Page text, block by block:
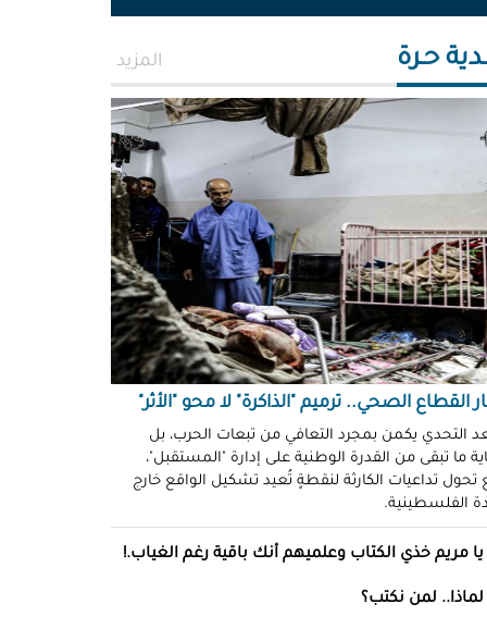
غزة قنابل موقوتة.. خَرابٌ نَخَر
والتربة!
الله التركماني ورشا فرحات
وضحكوا".. انتهاكات جنسية
في سجون "إسرائيل"!
طولكرم بين وعود الإغاثة وواقع
سلامة
الشُّهود.. نهجٌ "إسرائيلي"
من العقاب!
توفيق
"الشبح" بغزة.. هويّات تُكشف
مرة!
قاتلة.. مضادات حيوية في قِطع
كريم"!
حـرة المزيد
القطاع الصحي.. ترميم "الذاكرة" لا محو "الأثر"
التحدي يكمن بمجرد التعافي من تبعات الحرب، بل
ما تبقى من القدرة الوطنية على إدارة "المستقبل"،
تحول تداعيات الكارثة لنقطةٍ تُعيد تشكيل الواقع خارج
الفلسطينية.
يا مريم خذي الكتاب وعلميهم أنك باقية رغم الغياب.!
لماذا.. لمن نكتب؟